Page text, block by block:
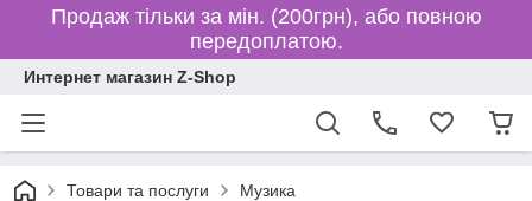
Продаж тільки за мін. (200грн), або повною
передоплатою.
Интернет магазин Z-Shop
Товари та послуги Музика